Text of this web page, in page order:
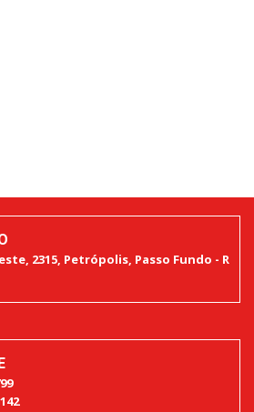
2315, Petrópolis, Passo Fundo - R